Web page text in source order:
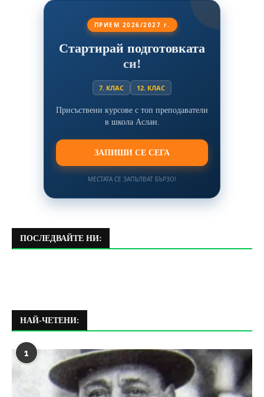
ПРИЕМ 2026/2027 г.
Стартирай подготовката
си!
7. КЛАС 12. КЛАС
Присъствени курсове с топ преподаватели
в школа Аслан.
ЗАПИШИ СЕ СЕГА
МЕСТАТА СЕ ЗАПЪЛВАТ БЪРЗО!
ПОСЛЕДВАЙТЕ НИ:
НАЙ-ЧЕТЕНИ:
1